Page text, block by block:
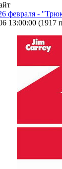
февраля -
13:00:00 (1917